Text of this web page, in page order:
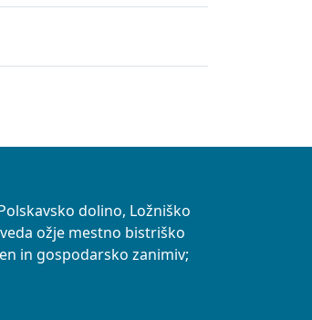
dolino, Ložniško
ožje mestno bistriško
in gospodarsko zanimiv;